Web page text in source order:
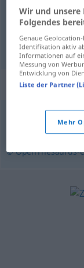
Werfenn
Verziehenn
curvatura
© OpenThesaurus-
Wir und unsere
Folgendes
Genaue
Identifikation aktiv
Informationen auf
Messung von
Entwicklung von
Liste der Partner
Mehr